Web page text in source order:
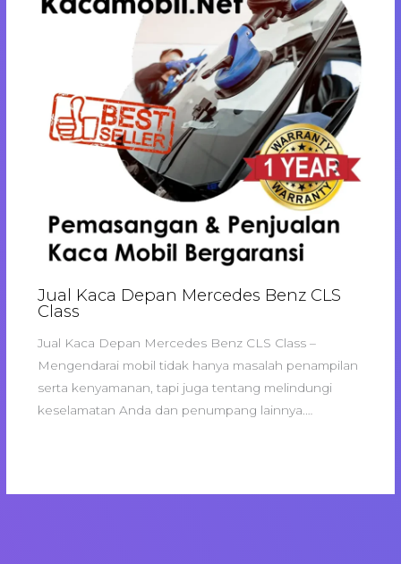
Jual Kaca Depan Mercedes Benz CLS
Class
Jual Kaca Depan Mercedes Benz CLS Class –
Mengendarai mobil tidak hanya masalah penampilan
serta kenyamanan, tapi juga tentang melindungi
keselamatan Anda dan penumpang lainnya.…